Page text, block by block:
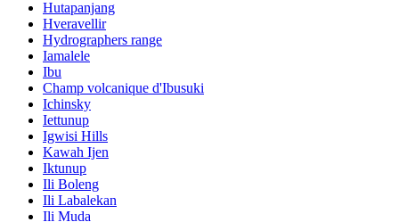
Hutapanjang
Hveravellir
Hydrographers range
Iamalele
Ibu
Champ volcanique d'Ibusuki
Ichinsky
Iettunup
Igwisi Hills
Kawah Ijen
Iktunup
Ili Boleng
Ili Labalekan
Ili Muda